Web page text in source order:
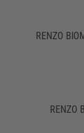
RENZO
RENZO